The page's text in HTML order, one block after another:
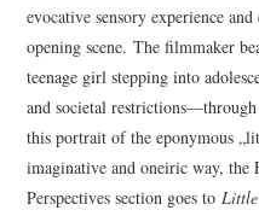
evocative sensory experience
opening scene. The filmmaker
teenage girl stepping into
and societal
this portrait of the eponymous
imaginative and oneiric way,
Perspectives section goes to